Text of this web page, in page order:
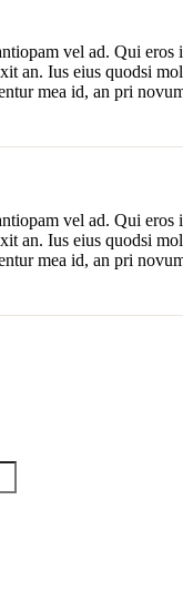
vel ad. Qui eros
an. Ius eius quodsi
mea id, an pri
vel ad. Qui eros
an. Ius eius quodsi
mea id, an pri